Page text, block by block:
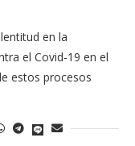
en la
el Covid-19 en el
estos procesos